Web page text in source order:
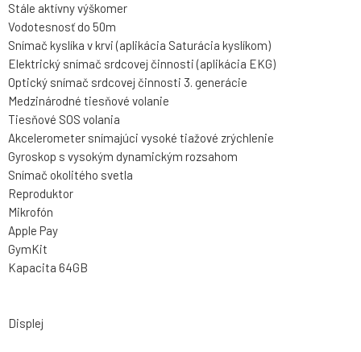
Stále aktívny výškomer
Vodotesnosť do 50m
Snímač kyslíka v krvi (aplikácia Saturácia kyslíkom)
Elektrický snímač srdcovej činnosti (aplikácia EKG)
Optický snímač srdcovej činnosti 3. generácie
Medzinárodné tiesňové volanie
Tiesňové SOS volania
Akcelerometer snímajúci vysoké tiažové zrýchlenie
Gyroskop s vysokým dynamickým rozsahom
Snímač okolitého svetla
Reproduktor
Mikrofón
Apple Pay
GymKit
Kapacita 64GB
Displej